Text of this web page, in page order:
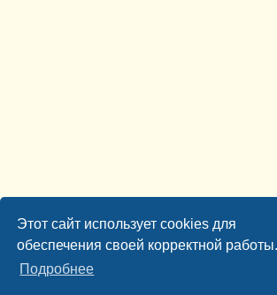
Этот сайт использует cookies для
обеспечения своей корректной работы.
Подробнее